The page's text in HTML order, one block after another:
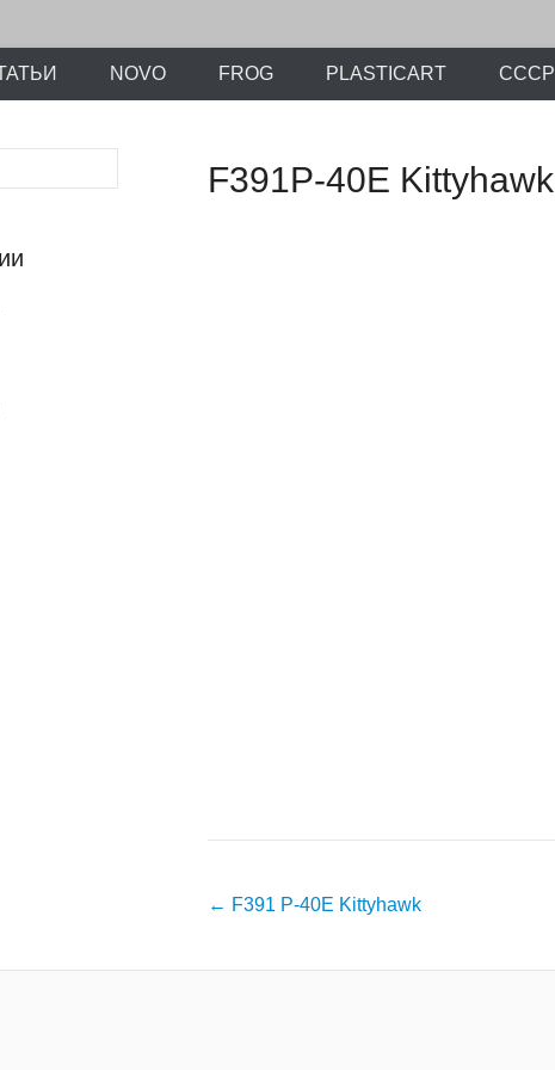
NOVO FROG PLASTICART СССР
F391P-40E Kittyhawk
Навигация
записям
← F391 P-40E Kittyhawk